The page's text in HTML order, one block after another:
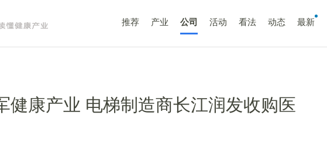
推荐 产业 公司 活动 看法 动态 最新
健康产业 电梯制造商长江润发收购医